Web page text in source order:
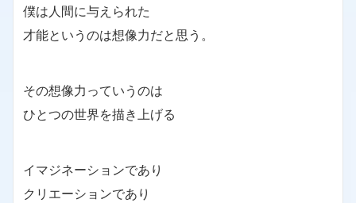
僕は人間に与えられた
才能というのは想像力だと思う。
その想像力っていうのは
ひとつの世界を描き上げる
イマジネーションであり
クリエーションであり